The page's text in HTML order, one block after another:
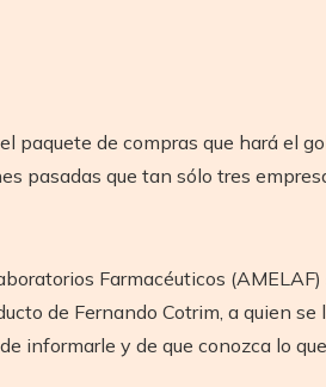
de compras que hará el
pasadas que tan sólo tres
Farmacéuticos (AMELAF)
de Fernando Cotrim, a quien
informarle y de que conozca lo